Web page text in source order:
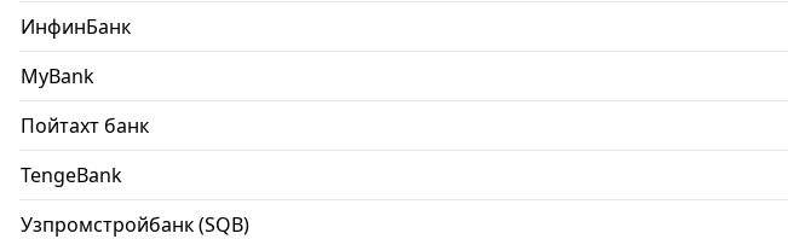
ИнфинБанк
MyBank
Пойтахт банк
TengeBank
Узпромстройбанк (SQB)